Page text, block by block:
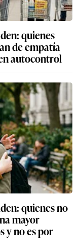
quienes
de empatía
autocontrol
quienes no
mayor
y no es por